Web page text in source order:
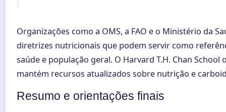
Organizações como a OMS, a FAO e o Ministério da
diretrizes nutricionais que podem servir como
saúde e população geral. O Harvard T.H. Chan
mantém recursos atualizados sobre nutrição e
Resumo e orientações finais